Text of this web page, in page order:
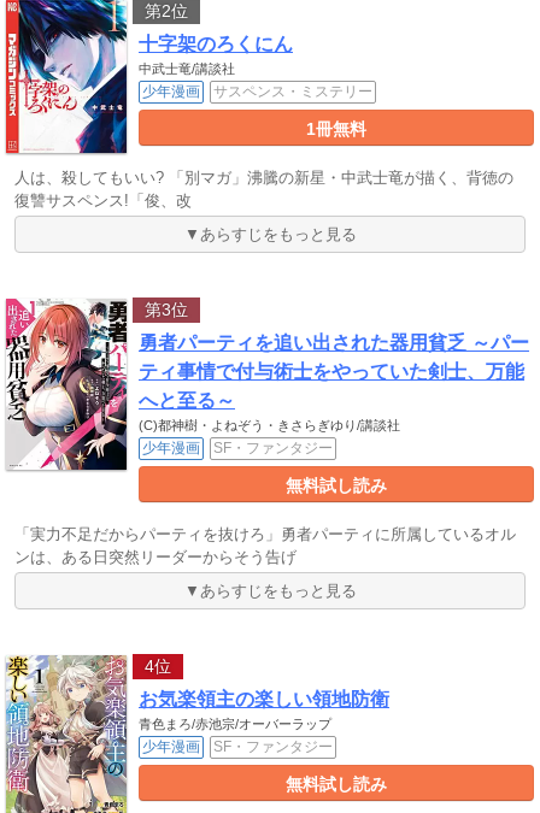
第2位
十字架のろくにん
中武士竜/講談社
少年漫画 サスペンス・ミステリー
1冊無料
人は、殺してもいい? 「別マガ」沸騰の新星・中武士竜が描く、背徳の
復讐サスペンス!「俊、改
▼あらすじをもっと見る
第3位
勇者パーティを追い出された器用貧乏 ～パー
ティ事情で付与術士をやっていた剣士、万能
へと至る～
(C)都神樹・よねぞう・きさらぎゆり/講談社
少年漫画 SF・ファンタジー
無料試し読み
「実力不足だからパーティを抜けろ」勇者パーティに所属しているオル
ンは、ある日突然リーダーからそう告げ
▼あらすじをもっと見る
4位
お気楽領主の楽しい領地防衛
青色まろ/赤池宗/オーバーラップ
少年漫画 SF・ファンタジー
無料試し読み